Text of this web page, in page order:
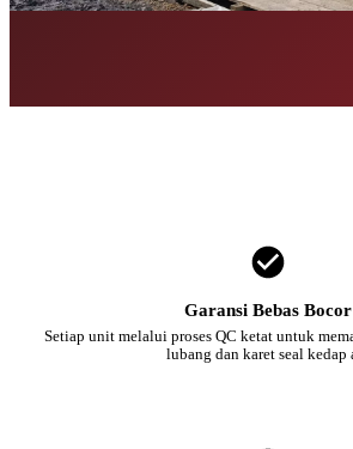
Garansi Bebas Bocor
Setiap unit melalui proses QC ketat untuk
lubang dan karet seal kedap